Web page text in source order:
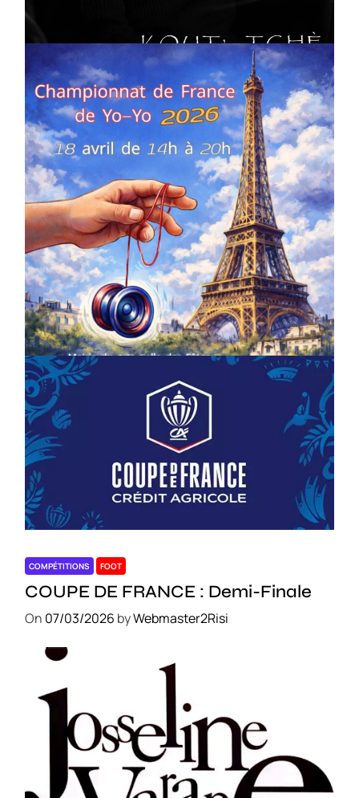
On
COMPÉTITIONS CULTURE EN FAMILLE JEUNESSE & SPORTS
Championnat de France de la FYYA
le 18 avril – Paris 14e
On18/03/2026byWebmaster2Risi
COMPÉTITIONS FOOT
COUPE DE FRANCE : Demi-Finale
On 07/03/2026 byWebmaster2Risi